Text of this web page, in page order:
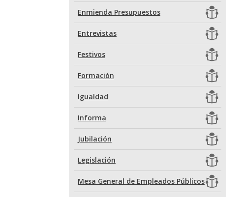
Enmienda Presupuestos
Entrevistas
Festivos
Formación
Igualdad
Informa
Jubilación
Legislación
Mesa General de Empleados Públicos